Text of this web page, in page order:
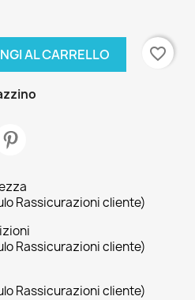
AL CARRELLO favorite_border
Rassicurazioni cliente)
Rassicurazioni cliente)
Rassicurazioni cliente)